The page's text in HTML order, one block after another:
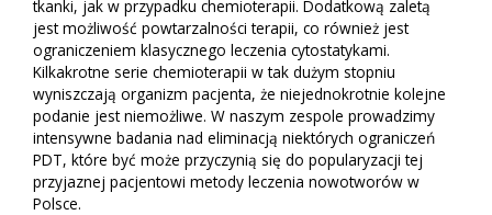
tkanki, jak w przypadku chemioterapii. Dodatkową zaletą
jest możliwość powtarzalności terapii, co również jest
ograniczeniem klasycznego leczenia cytostatykami.
Kilkakrotne serie chemioterapii w tak dużym stopniu
wyniszczają organizm pacjenta, że niejednokrotnie kolejne
podanie jest niemożliwe. W naszym zespole prowadzimy
intensywne badania nad eliminacją niektórych ograniczeń
PDT, które być może przyczynią się do popularyzacji tej
przyjaznej pacjentowi metody leczenia nowotworów w
Polsce.